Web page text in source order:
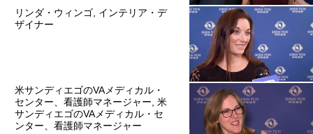
リンダ・ウィンゴ, インテリア・デ
ザイナー
米サンディエゴのVAメディカル・
センター、看護師マネージャー, 米
サンディエゴのVAメディカル・セ
ンター、看護師マネージャー